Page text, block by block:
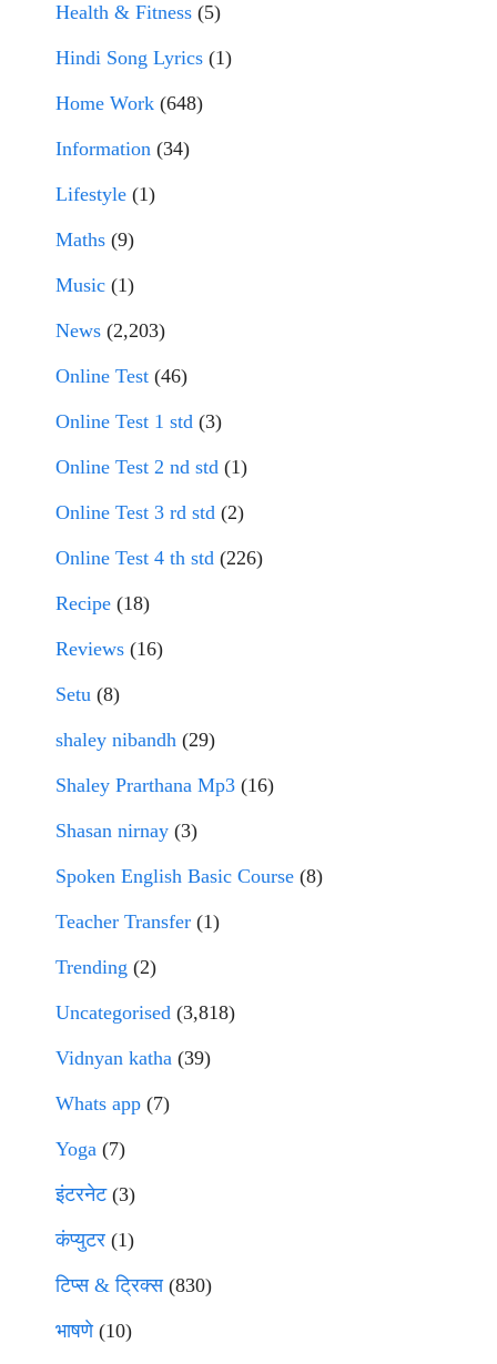
Health & Fitness (5)
Hindi Song Lyrics (1)
Home Work (648)
Information (34)
Lifestyle (1)
Maths (9)
Music (1)
News (2,203)
Online Test (46)
Online Test 1 std (3)
Online Test 2 nd std (1)
Online Test 3 rd std (2)
Online Test 4 th std (226)
Recipe (18)
Reviews (16)
Setu (8)
shaley nibandh (29)
Shaley Prarthana Mp3 (16)
Shasan nirnay (3)
Spoken English Basic Course (8)
Teacher Transfer (1)
Trending (2)
Uncategorised (3,818)
Vidnyan katha (39)
Whats app (7)
Yoga (7)
इंटरनेट(3)
कंप्युटर (1)
टिप्स & ट्रिक्स(830)
भाषणे(10)